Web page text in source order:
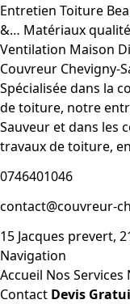
Entretien Toiture
&… Matériaux
Ventilation Maison
Couvreur Chevigny-
Spécialisée dans la
de toiture, notre
Sauveur et dans les
travaux de toiture,
0746401046
contact@couvreur-
15 Jacques prevert,
Navigation
Accueil Nos Services
Contact Devis